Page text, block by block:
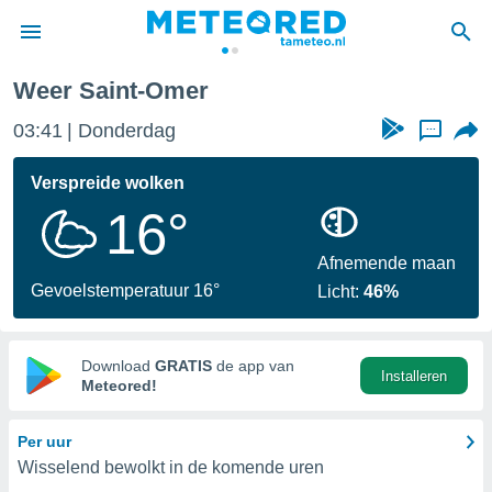
door
verstrekte
hoge
hebt de
voor
op basis
Weer Saint-Omer
03:41 Donderdag ...
Verspreide wolken
16°
Gevoelstemperatuur 16°
Afnemende maan
Licht:46%
Download GRATIS de app van
Meteored!
Installeren
Per uur
Wisselend bewolkt in de komende uren